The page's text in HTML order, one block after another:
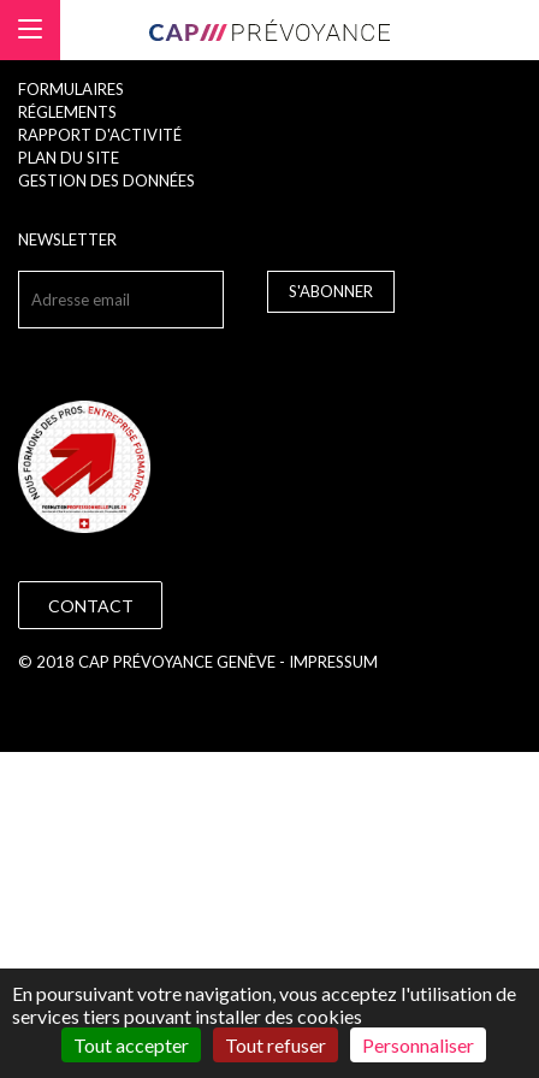
FORMULAIRES
RÉGLEMENTS
RAPPORT D'ACTIVITÉ
PLAN DU SITE
GESTION DES DONNÉES
NEWSLETTER
S'ABONNER
CONTACT
© 2018 CAP PRÉVOYANCE GENÈVE - IMPRESSUM
Panneau de gestion des cookies
En poursuivant votre navigation, vous acceptez l'utilisation de
services tiers pouvant installer des cookies
Tout accepter
Tout refuser Personnaliser